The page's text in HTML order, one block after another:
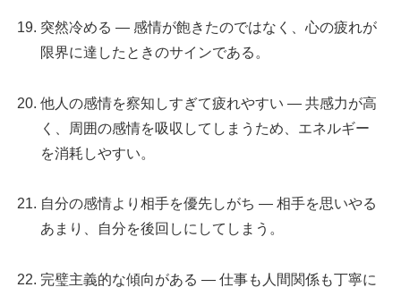
突然冷める — 感情が飽きたのではなく、心の疲れが
限界に達したときのサインである。
他人の感情を察知しすぎて疲れやすい — 共感力が高
く、周囲の感情を吸収してしまうため、エネルギー
を消耗しやすい。
自分の感情より相手を優先しがち — 相手を思いやる
あまり、自分を後回しにしてしまう。
完璧主義的な傾向がある — 仕事も人間関係も丁寧に